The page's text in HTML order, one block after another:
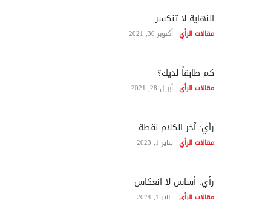
النهاية لا تنكسر
مقالات الرأي أكتوبر 30, 2021
كم طابقاً لديك؟
مقالات الرأي أبريل 28, 2021
رأي: آخر الكلام نقطة
مقالات الرأي يناير 1, 2023
رأي: أساس لا انعكاس
مقالات الرأي يناير 1, 2024